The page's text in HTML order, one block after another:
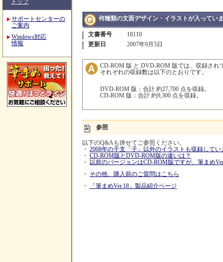
トップ
サポートセンターの
ご案内
Windows対応
情報
何種類の文面デザイン・イラストが入ってい
文書番号
18110
更新日
2007年9月5日
CD-ROM 版 と DVD-ROM 版では、収録さ
それぞれの収録数は以下のとおりです。
DVD-ROM 版：合計 約27,700 点を収録。
CD-ROM 版：合計 約9,300 点を収録。
参照
以下のQ&Aも併せてご参照ください。
・ 2008年の干支「子」以外のイラストも収録してい
・ CD-ROM版とDVD-ROM版の違いは？
・
以前のバージョンはCD-ROM版ですが、筆まめ
・ その他、購入前のご質問はこちら
・
「筆まめVer.18」製品紹介ページ